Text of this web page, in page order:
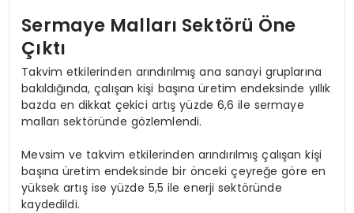
Sermaye Malları Sektörü Öne
Çıktı
Takvim etkilerinden arındırılmış ana sanayi gruplarına
bakıldığında, çalışan kişi başına üretim endeksinde yıllık
bazda en dikkat çekici artış yüzde 6,6 ile sermaye
malları sektöründe gözlemlendi.
Mevsim ve takvim etkilerinden arındırılmış çalışan kişi
başına üretim endeksinde bir önceki çeyreğe göre en
yüksek artış ise yüzde 5,5 ile enerji sektöründe
kaydedildi.